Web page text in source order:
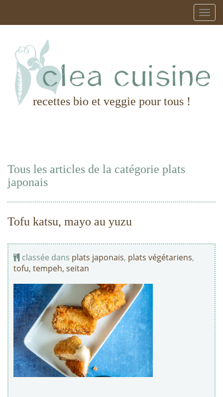
recettes bio et veggie pour tous !
Tous les articles de la catégorie plats
japonais
Tofu katsu, mayo au yuzu
classée dans plats japonais, plats végétariens,
tofu, tempeh, seitan